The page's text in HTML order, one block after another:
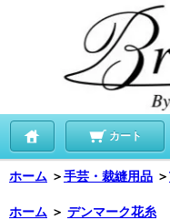
カート
ホーム ＞手芸・裁縫用品 ＞
ホーム ＞ デンマーク花糸